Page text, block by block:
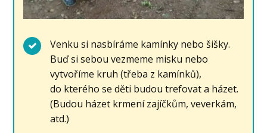
Venku si nasbíráme kamínky nebo šišky.
Buď si sebou vezmeme misku nebo
vytvoříme kruh (třeba z kamínků),
do kterého se děti budou trefovat a házet.
(Budou házet krmení zajíčkům, veverkám,
atd.)